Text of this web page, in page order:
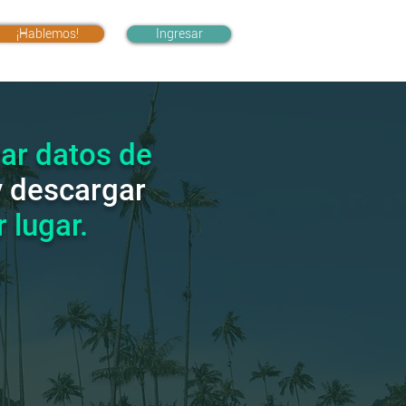
¡Hablemos! Ingresar
datos de
lugar.